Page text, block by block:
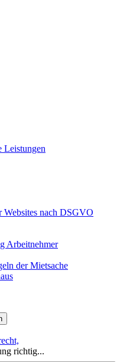
Leistungen
Websites nach DSGVO
Arbeitnehmer
der Mietsache
richtig...